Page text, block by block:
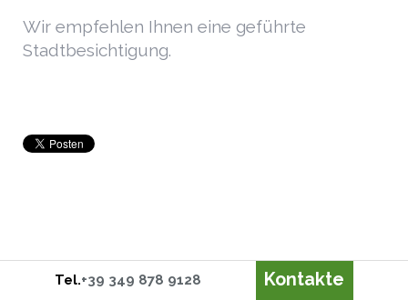
Tel.+39 349 878 9128 Kontakte
Wir empfehlen Ihnen eine geführte
Stadtbesichtigung.